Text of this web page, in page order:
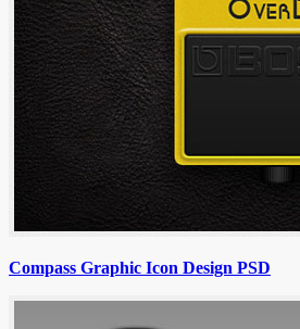
Compass Graphic Icon Design PSD